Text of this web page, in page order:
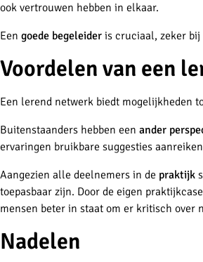
ook vertrouwen hebben in elkaar.
Een goede begeleider is cruciaal, zeker
Voordelen van een
Een lerend netwerk biedt mogelijkheden
Buitenstaanders hebben een ander
ervaringen bruikbare suggesties
Aangezien alle deelnemers in de praktijk
toepasbaar zijn. Door de eigen
mensen beter in staat om er kritisch over
Nadelen